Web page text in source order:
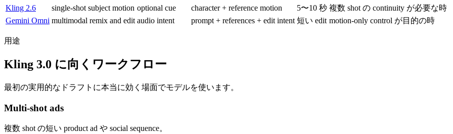
Kling 2.6
single-shot subject motion optional cue character + reference motion 5〜10 秒 複数 shot の continuity が必要な時
Gemini Omni multimodal remix and edit audio intent prompt + references + edit intent 短い edit motion-only control が目的の時
用途
Kling 3.0 に向くワークフロー
最初の実用的なドラフトに本当に効く場面でモデルを使います。
Multi-shot ads
複数 shot の短い product ad や social sequence。